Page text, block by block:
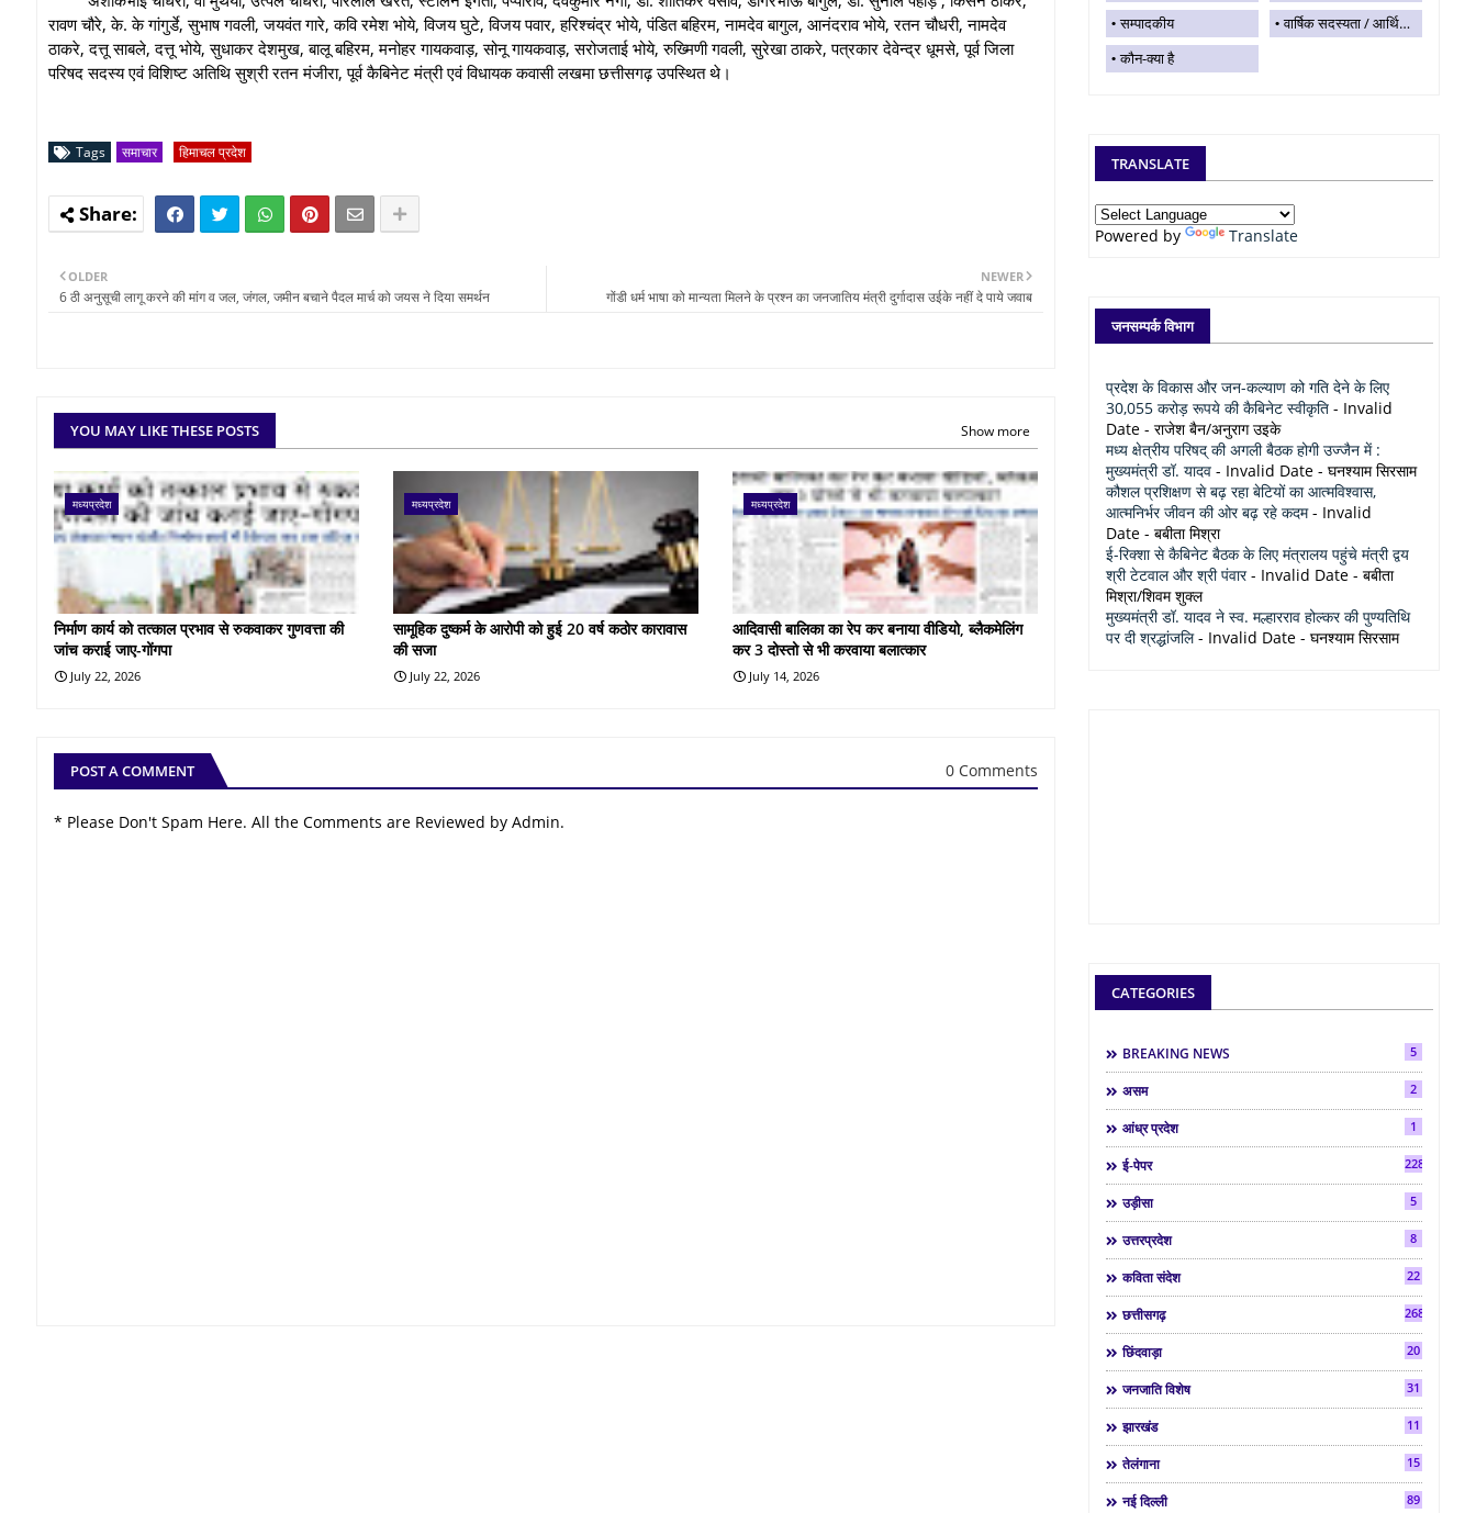
रावण चौरे, के. के गांगुर्डे, सुभाष गवली, जयवंत गारे, कवि रमेश भोये, विजय घुटे, विजय पवार, हरिश्चंद्र भोये, पंडित बहिरम, नामदेव बागुल, आनंदराव भोये, रतन चौधरी, नामदेव
ठाकरे, दत्तू साबले, दत्तू भोये, सुधाकर देशमुख, बालू बहिरम, मनोहर गायकवाड़, सोनू गायकवाड़, सरोजताई भोये, रुख्मिणी गवली, सुरेखा ठाकरे, पत्रकार देवेन्द्र धूमसे, पूर्व जिला
परिषद सदस्य एवं विशिष्ट अतिथि सुश्री रतन मंजीरा, पूर्व कैबिनेट मंत्री एवं विधायक कवासी लखमा छत्तीसगढ़ उपस्थित थे।
Tags समाचार हिमाचल प्रदेश
NEWER
गोंडी धर्म भाषा को मान्यता मिलने के प्रश्न का जनजातिय मंत्री दुर्गादास उईके नहीं दे पाये जवाब
OLDER
6 ठी अनुसूची लागू करने की मांग व जल, जंगल, जमीन बचाने पैदल मार्च को जयस ने दिया समर्थन
YOU MAY LIKE THESE POSTS Show more
मध्यप्रदेश
निर्माण कार्य को तत्काल प्रभाव से रुकवाकर गुणवत्ता की
जांच कराई जाए-गोंगपा
July 22, 2026
मध्यप्रदेश
सामूहिक दुष्कर्म के आरोपी को हुई 20 वर्ष कठोर कारावास
की सजा
July 22, 2026
मध्यप्रदेश
आदिवासी बालिका का रेप कर बनाया वीडियो, ब्लैकमेलिंग
कर 3 दोस्तो से भी करवाया बलात्कार
July 14, 2026
POST A COMMENT 0 Comments
* Please Don't Spam Here. All the Comments are Reviewed by Admin.
सम्पादकीय
वार्षिक सदस्यता / आर्थिक सहयोग
कौन-क्या है
TRANSLATE
Powered by Translate
जनसम्पर्क विभाग
प्रदेश के विकास और जन-कल्याण को गति देने के लिए
30,055 करोड़ रूपये की कैबिनेट स्वीकृति - Invalid
Date - राजेश बैन/अनुराग उइके
मध्य क्षेत्रीय परिषद् की अगली बैठक होगी उज्जैन में :
मुख्यमंत्री डॉ. यादव - Invalid Date - घनश्याम सिरसाम
कौशल प्रशिक्षण से बढ़ रहा बेटियों का आत्मविश्वास,
आत्मनिर्भर जीवन की ओर बढ़ रहे कदम- Invalid
Date - बबीता मिश्रा
ई-रिक्शा से कैबिनेट बैठक के लिए मंत्रालय पहुंचे मंत्री द्वय
श्री टेटवाल और श्री पंवार- Invalid Date - बबीता
मिश्रा/शिवम शुक्ल
मुख्यमंत्री डॉ. यादव ने स्व. मल्हारराव होल्कर की पुण्यतिथि
पर दी श्रद्धांजलि- Invalid Date - घनश्याम सिरसाम
CATEGORIES
BREAKING NEWS 5
असम 2
आंध्र प्रदेश 1
ई-पेपर 2286
उड़ीसा 5
उत्तरप्रदेश 8
कविता संदेश 22
छत्तीसगढ़ 268
छिंदवाड़ा 20
जनजाति विशेष 31
झारखंड 11
तेलंगाना 15
नई दिल्ली 89